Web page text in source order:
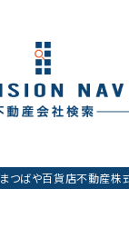
まつばや百貨店不動産株